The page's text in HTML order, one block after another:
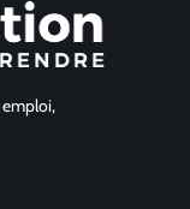
emploi,